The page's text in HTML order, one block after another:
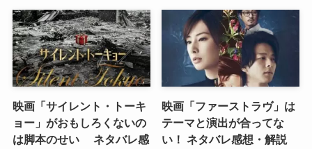
映画「サイレント・トーキ
ョー」がおもしろくないの
は脚本のせい ネタバレ感
映画「ファーストラヴ」は
テーマと演出が合ってな
い！ ネタバレ感想・解説